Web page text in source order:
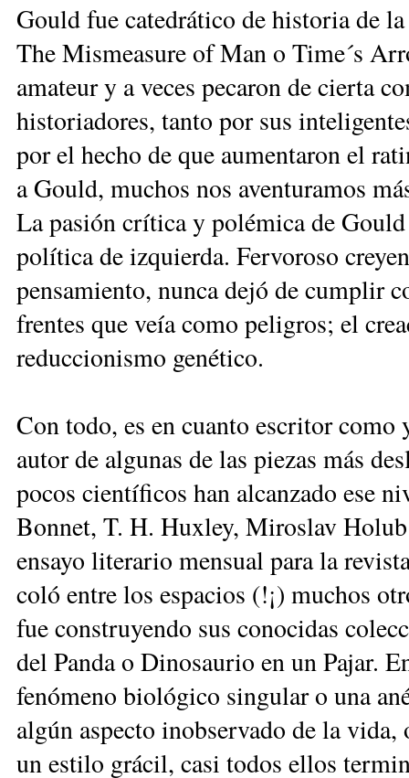
Gould fue catedrático de historia de
The Mismeasure of Man o Time´s
amateur y a veces pecaron de cierta
historiadores, tanto por sus
por el hecho de que aumentaron el
a Gould, muchos nos aventuramos
La pasión crítica y polémica de
política de izquierda. Fervoroso
pensamiento, nunca dejó de cumplir
frentes que veía como peligros; el
reduccionismo genético.
Con todo, es en cuanto escritor
autor de algunas de las piezas más
pocos científicos han alcanzado ese
Bonnet, T. H. Huxley, Miroslav
ensayo literario mensual para la
coló entre los espacios (!¡) muchos
fue construyendo sus conocidas
del Panda o Dinosaurio en un Pajar.
fenómeno biológico singular o una
algún aspecto inobservado de la
un estilo grácil, casi todos ellos